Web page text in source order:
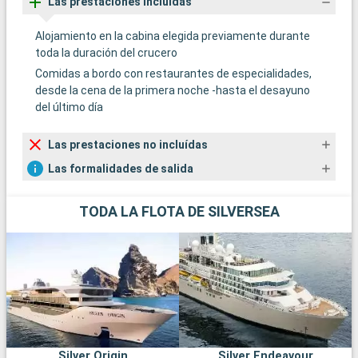
submarinismo y el buceo con tubo revelan una colorida vida
marina.
Navegación
Llegada
00:00
Salida
00:00
barco, tendrá acceso a piscinas, bañeras de hidromasaje,
spas, gimnasios y teatros, que garantizan la relajación y el
Llegada
El Puerto de Miami, en Estados Unidos, uno de los mayores
puertos de cruceros del mundo, goza de una ubicación ideal
en el corazón de la ciudad. A sólo 2 kilómetros del vibrante
centro de Miami, es fácilmente accesible en taxi, autobús o
incluso metro, proporcionando una transición fluida a los
visitantes que deseen explorar esta emblemática metrópolis
Alojamiento en la cabina elegida previamente durante
toda la duración del crucero
Comidas a bordo con restaurantes de especialidades,
desde la cena de la primera noche -hasta el desayuno
del último día
Las prestaciones no incluídas
Las formalidades de salida
TODA LA FLOTA DE SILVERSEA